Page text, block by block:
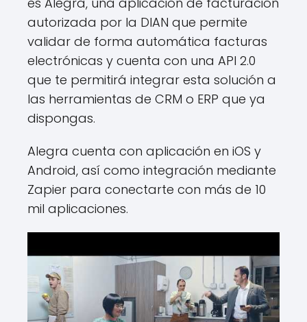
autorizada por la DIAN que permite
validar de forma automática facturas
electrónicas y cuenta con una API 2.0
que te permitirá integrar esta solución a
las herramientas de CRM o ERP que ya
dispongas.
Alegra cuenta con aplicación en iOS y
Android, así como integración mediante
Zapier para conectarte con más de 10
mil aplicaciones.